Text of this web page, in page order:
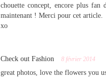
chouette concept, encore plus fan
maintenant ! Merci pour cet article.
xo
Check out Fashion 8 février 2014
great photos, love the flowers you